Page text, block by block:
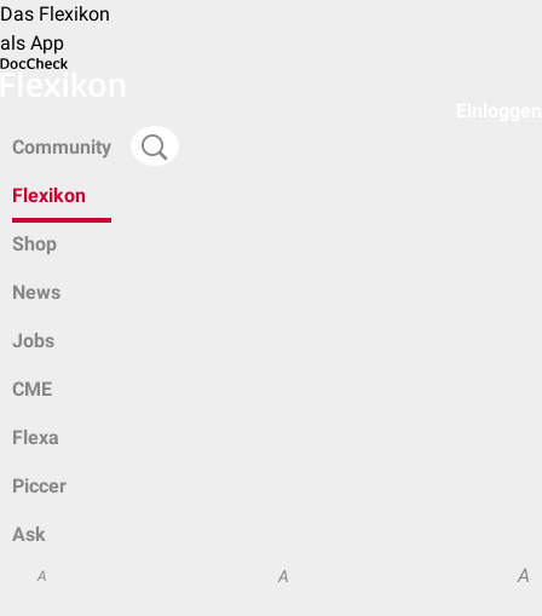
Das Flexikon
als App
Community
Flexikon
Shop
News
Jobs
CME
Flexa
Piccer
Ask
A A A